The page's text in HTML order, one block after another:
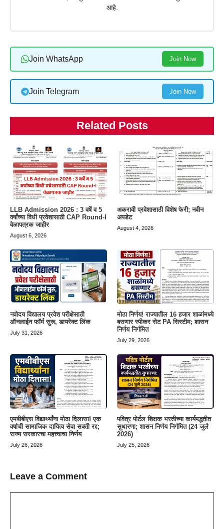
आहे.
Join WhatsApp Join Now
Join Telegram Join Now
Related Posts
LLB Admission 2026 : 3 वर्षे व 5
वर्षांच्या विधी प्रवेशासाठी CAP Round-I
वेळापत्रक जाहीर
August 6, 2026
अकरावी प्रवेशासाठी विशेष फेरी; नवीन
अपडेट
August 4, 2026
नवोदय विद्यालय प्रवेश परीक्षेसाठी
ऑनलाईन फॉर्म सुरू, डायरेक्ट लिंक
July 31, 2026
मोठा निर्णय! राज्यातील 16 हजार शाळांमध्ये
बसणार स्पीकर सेट PA सिस्टीम; शासन
निर्णय निर्गमित
July 29, 2026
एमबीबीएस विद्यार्थ्यांना मोठा दिलासा! एक
वर्षाची सामाजिक दायित्व सेवा सक्ती रद्द;
राज्य सरकारचा महत्त्वाचा निर्णय
July 26, 2026
पवित्र पोर्टल शिक्षक भरतीच्या कार्यपद्धतीत
सुधारणा; शासन निर्णय निर्गमित (24 जुलै
2026)
July 25, 2026
Leave a Comment